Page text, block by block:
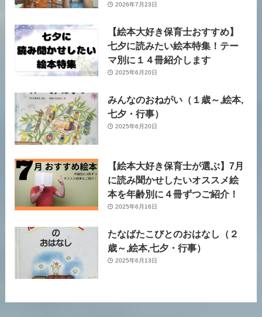
2026年7月23日
【絵本大好き保育士おすすめ】
七夕に読みたい絵本特集！テー
マ別に１４冊紹介します
2025年6月20日
みんなのおねがい（１歳～,絵本,
七夕・行事）
2025年6月20日
【絵本大好き保育士が選ぶ】7月
に読み聞かせしたいオススメ絵
本を年齢別に４冊ずつご紹介！
2025年6月16日
たなばたこびとのおはなし（２
歳～,絵本,七夕・行事）
2025年6月13日